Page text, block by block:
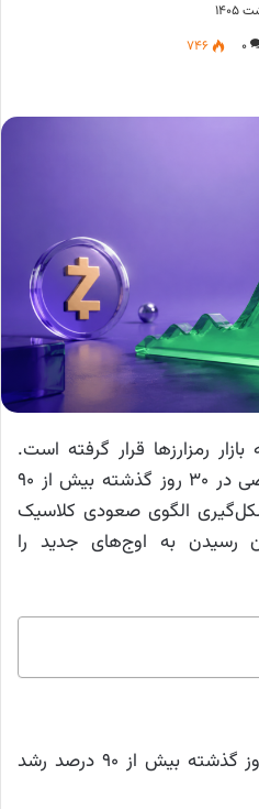
۰
۷۴۶
رمزارزها قرار گرفته است.
قیمت این توکن حریم خصوصی در ۳۰ روز گذشته بیش از ۹۰
الگوی صعودی کلاسیک
رسیدن به اوج‌های جدید را
در ۳۰ روز گذشته بیش از ۹۰ درصد رشد